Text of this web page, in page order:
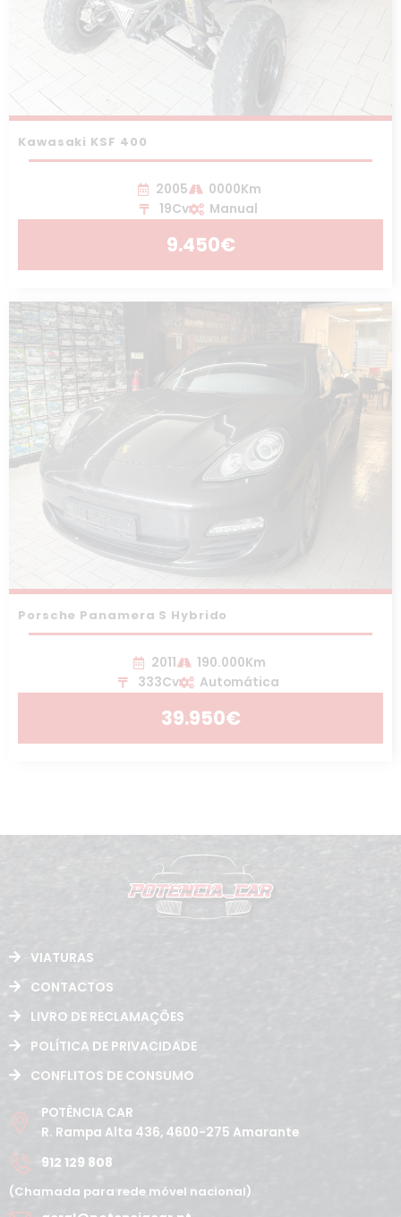
Kawasaki KSF 400
2005
0000Km
19Cv
Manual
9.450€
Porsche Panamera S Hybrido
2011
190.000Km
333Cv
Automática
39.950€
VIATURAS
CONTACTOS
LIVRO DE RECLAMAÇÕES
POLÍTICA DE PRIVACIDADE
CONFLITOS DE CONSUMO
POTÊNCIA CAR
R. Rampa Alta 436, 4600-275 Amarante
912 129 808
(Chamada para rede móvel nacional)